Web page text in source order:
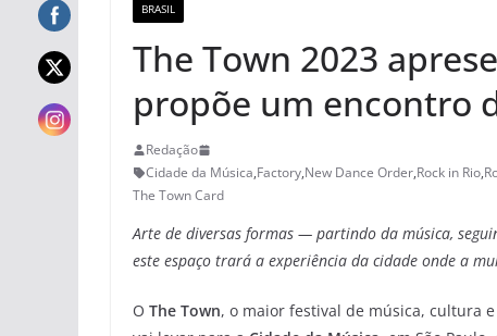
BRASIL
The Town 2023
propõe um encontro
Redação
Cidade da Música,Factory,New Dance Order,Rock in Rio,
The Town Card
Arte de diversas formas — partindo da música,
este espaço trará a experiência da cidade onde a
O The Town, o maior festival de música, cultura